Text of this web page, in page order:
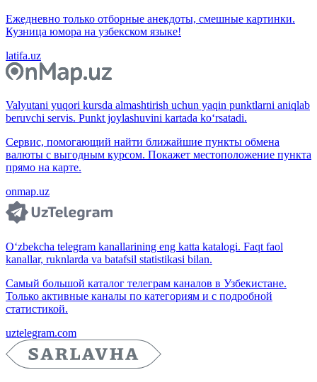
Ежедневно только отборные анекдоты, смешные картинки.
Кузница юмора на узбекском языке!
latifa.uz
Valyutani yuqori kursda almashtirish uchun yaqin punktlarni aniqlab
beruvchi servis. Punkt joylashuvini kartada ko‘rsatadi.
Сервис, помогающий найти ближайшие пункты обмена
валюты с выгодным курсом. Покажет местоположение пункта
прямо на карте.
onmap.uz
O‘zbekcha telegram kanallarining eng katta katalogi. Faqt faol
kanallar, ruknlarda va batafsil statistikasi bilan.
Самый большой каталог телеграм каналов в Узбекистане.
Только активные каналы по категориям и с подробной
статистикой.
uztelegram.com